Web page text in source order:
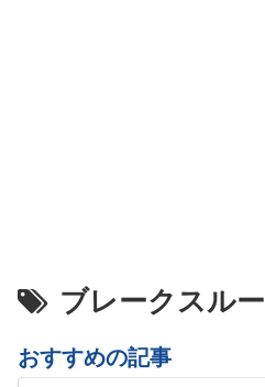
ブレークスルー
おすすめの記事